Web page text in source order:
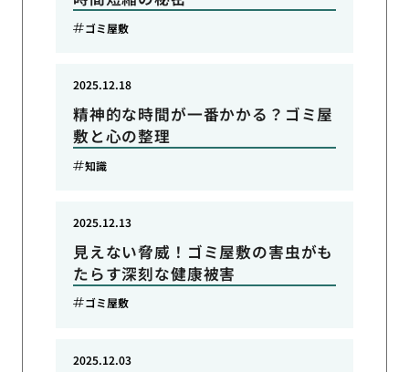
ゴミ屋敷
精神的な時間が一番かかる？ゴミ屋
敷と心の整理
2025.12.18
知識
見えない脅威！ゴミ屋敷の害虫がも
たらす深刻な健康被害
2025.12.13
ゴミ屋敷
2025.12.03